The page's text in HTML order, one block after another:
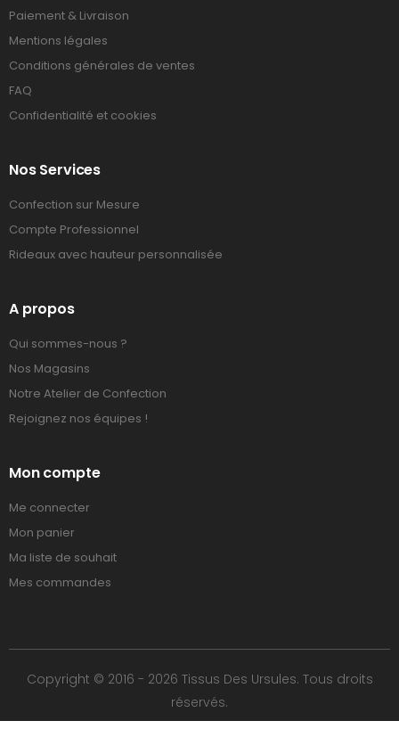
Paiement & Livraison
Mentions légales
Conditions générales de ventes
FAQ
Confidentialité et cookies
Nos Services
Confection sur Mesure
Compte Professionnel
Rideaux avec hauteur personnalisée
A propos
Qui sommes-nous ?
Nos Magasins
Notre Atelier de Confection
Rejoignez nos équipes !
Mon compte
Me connecter
Mon panier
Ma liste de souhait
Mes commandes
Copyright © 2016 - 2026 Tissus Des Ursules. Tous droits
réservés.